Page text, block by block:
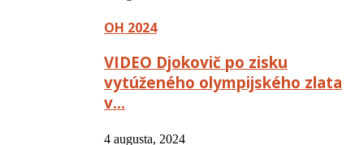
OH 2024
VIDEO Djokovič po zisku
vytúženého olympijského zlata
v…
4 augusta, 2024